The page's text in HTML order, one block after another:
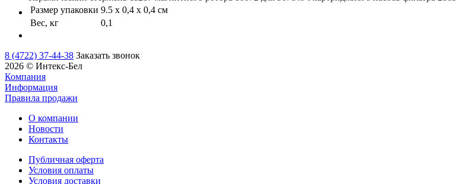
Размер упаковки 9.5 х 0,4 х 0,4 см
Вес, кг
0,1
8 (4722) 37-44-38 Заказать звонок
2026 © Интекс-Бел
Компания
Информация
Правила продажи
О компании
Новости
Контакты
Публичная оферта
Условия оплаты
Условия доставки